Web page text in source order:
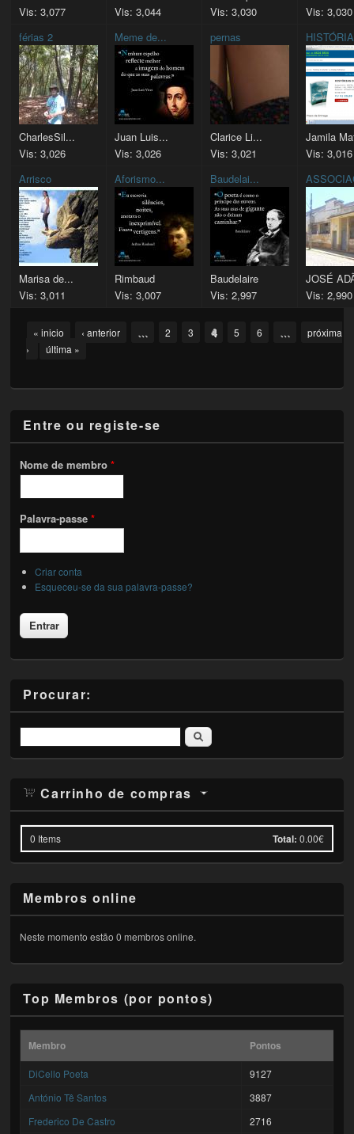
Vis: 3,077
Vis: 3,044
Vis: 3,030
Vis: 3,030
férias 2
CharlesSil...
Vis: 3,026
Meme de...
Juan Luis...
Vis: 3,026
pernas
Clarice Li...
Vis: 3,021
Jamila
Vis: 3,016
Arrisco
Marisa de...
Vis: 3,011
Aforismo...
Rimbaud
Vis: 3,007
Baudelai...
Baudelaire
Vis: 2,997
JOSÉ
Vis: 2,990
Pages« inicio ‹ anterior … 2 3 4 5 6 …
próxima
›
última »
Entre ou registe-se
Nome de membro*
Palavra-passe*
Criar conta
Esqueceu-se da sua palavra-passe?
Procurar:
Pesquisar
Carrinho de compras
0 Items Total: 0.00€
Membros online
Neste momento estão 0 membros online.
Top Membros (por pontos)
Membro Pontos
DiCello Poeta
9127
António Tê Santos
3887
Frederico De Castro
2716